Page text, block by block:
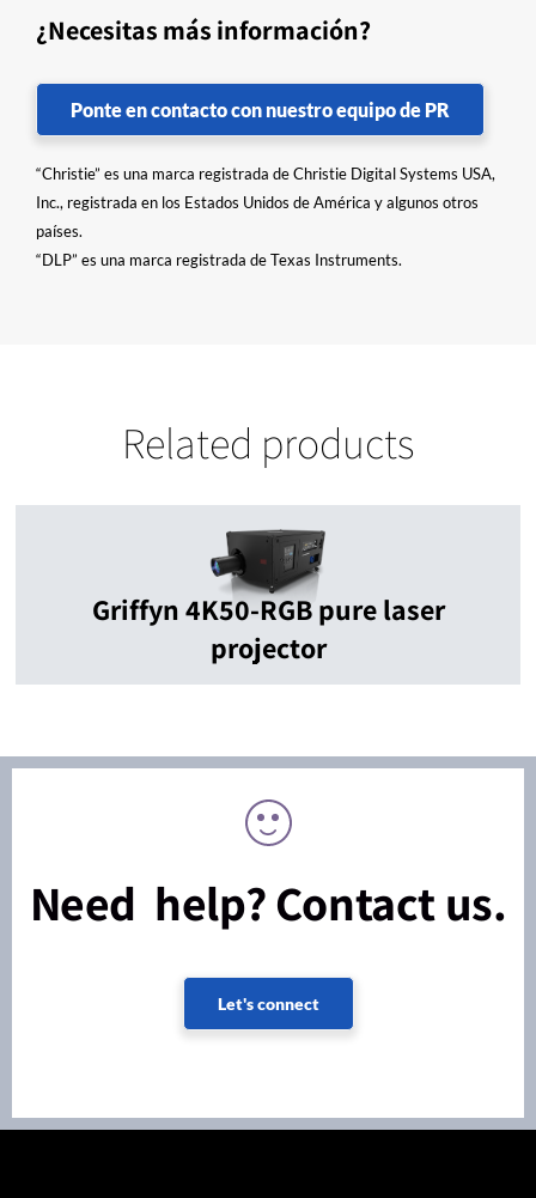
¿Necesitas más información?
Ponte en contacto con nuestro equipo de PR
“Christie” es una marca registrada de Christie Digital Systems USA,
Inc., registrada en los Estados Unidos de América y algunos otros
países.
“DLP” es una marca registrada de Texas Instruments.
Related products
Griffyn 4K50-RGB pure laser
projector
Need help? Contact us.
Let's connect